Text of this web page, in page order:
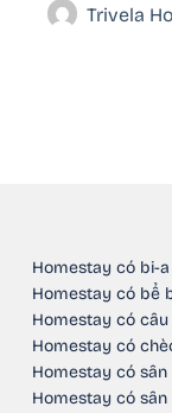
Trivela
Homestay có bi-a
Homestay có bể
Homestay có câu
Homestay có
Homestay có sân
Homestay có